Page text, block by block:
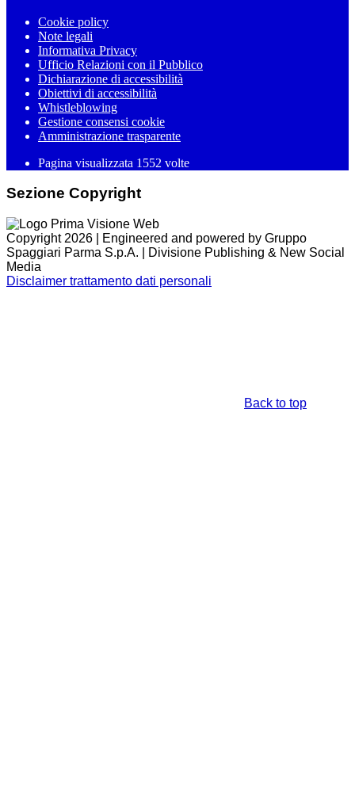
Cookie policy
Note legali
Informativa Privacy
Ufficio Relazioni con il Pubblico
Dichiarazione di accessibilità
Obiettivi di accessibilità
Whistleblowing
Gestione consensi cookie
Amministrazione trasparente
Pagina visualizzata 1552 volte
Sezione Copyright
Copyright 2026 | Engineered and powered by Gruppo
Spaggiari Parma S.p.A. | Divisione Publishing & New Social
Media
Disclaimer trattamento dati personali
Back to top